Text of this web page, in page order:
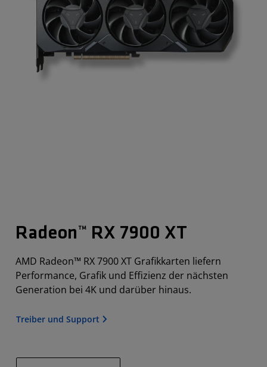
Radeon™ RX 7900 XT
AMD Radeon™ RX 7900 XT Grafikkarten liefern
Performance, Grafik und Effizienz der nächsten
Generation bei 4K und darüber hinaus.
Treiber und Support